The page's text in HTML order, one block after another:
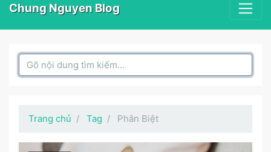
Chung Nguyen Blog
Search Box
Trang chủ Tag Phân Biệt